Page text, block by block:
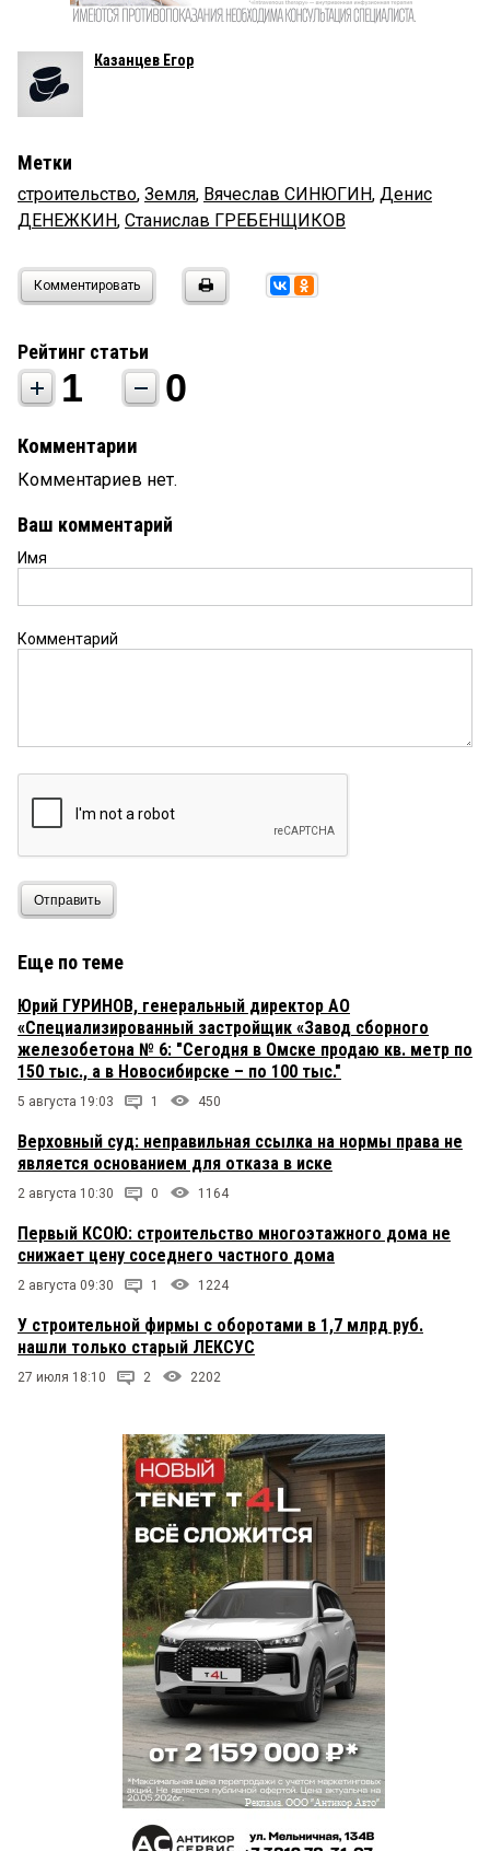
Казанцев Егор
Метки
строительство, Земля, Вячеслав СИНЮГИН, Денис
ДЕНЕЖКИН, Станислав ГРЕБЕНЩИКОВ
Комментировать
Рейтинг статьи
1 0
Комментарии
Комментариев нет.
Ваш комментарий
Имя
Комментарий
Отправить
Еще по теме
Юрий ГУРИНОВ, генеральный директор АО
«Специализированный застройщик «Завод сборного
железобетона № 6: "Сегодня в Омске продаю кв. метр по
150 тыс., а в Новосибирске – по 100 тыс."
5 августа 19:03 1 450
Верховный суд: неправильная ссылка на нормы права не
является основанием для отказа в иске
2 августа 10:30 0 1164
Первый КСОЮ: строительство многоэтажного дома не
снижает цену соседнего частного дома
2 августа 09:30 1 1224
У строительной фирмы с оборотами в 1,7 млрд руб.
нашли только старый ЛЕКСУС
27 июля 18:10 2 2202